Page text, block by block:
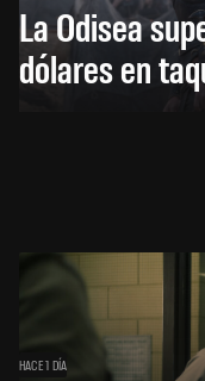
La Odisea
dólares en
HACE 1 DÍA